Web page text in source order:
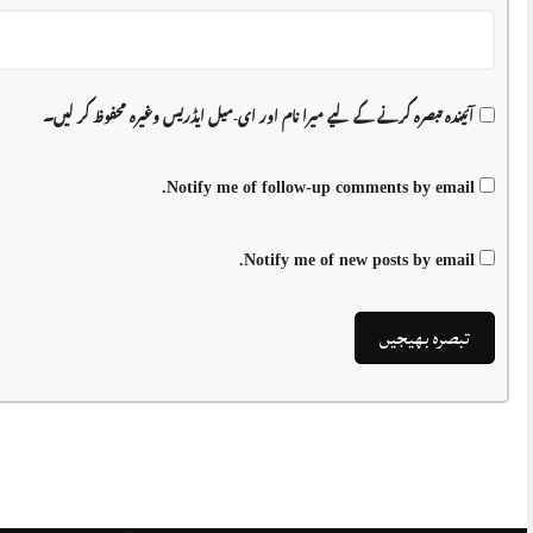
آئیندہ تبصرہ کرنے کے لیے میرا نام اور ای-میل ایڈریس وغیرہ محفوظ کر لیں۔
Notify me of follow-up comments by email.
Notify me of new posts by email.